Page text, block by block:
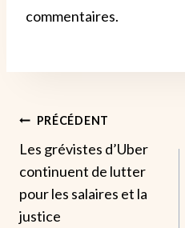
commentaires.
Navigation
De
L’article
PRÉCÉDENT
Les grévistes d’Uber
continuent de lutter
pour les salaires et la
justice